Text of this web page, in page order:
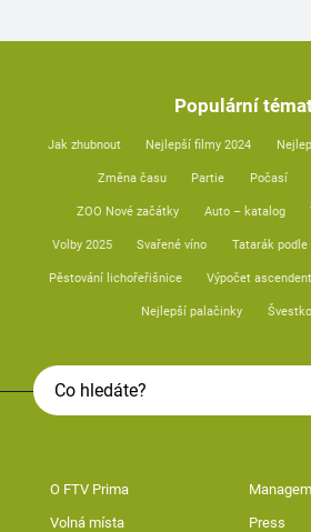
Populární
Jak zhubnout Nejlepší filmy 2024
Změna času Partie Počasí
ZOO Nové začátky Auto – katalog
Volby 2025 Svařené víno Tatarák
Pěstování lichořeřišnice Výpočet
Nejlepší palačinky
O FTV Prima
Volná místa Press